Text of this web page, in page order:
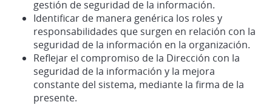
gestión de seguridad de la información.
Identificar de manera genérica los roles y
responsabilidades que surgen en relación con la
seguridad de la información en la organización.
Reflejar el compromiso de la Dirección con la
seguridad de la información y la mejora
constante del sistema, mediante la firma de la
presente.